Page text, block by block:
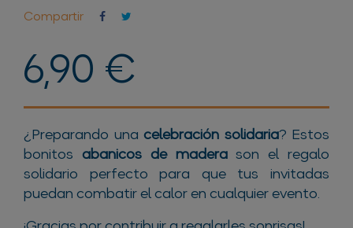
Compartir
6,90 €
¿Preparando una celebración solidaria? Estos
bonitos abanicos de maderason el regalo
solidario perfecto para que tus invitadas
puedan combatir el calor en cualquier evento.